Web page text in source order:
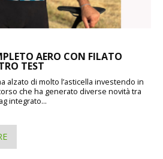
AERO CON FILATO
TEST
alzato di molto l’asticella investendo in
che ha generato diverse novità tra
integrato...